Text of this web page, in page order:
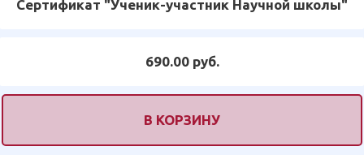
Сертификат "Ученик-участник Научной школы"
690.00 руб.
В КОРЗИНУ